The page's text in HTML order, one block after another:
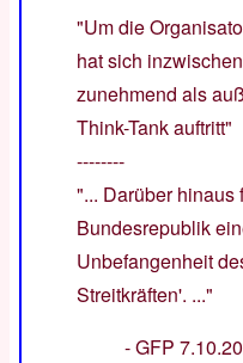
"Um die
hat sich
zunehmend als
Think-Tank auftritt"
--------
"... Darüber hinaus
Bundesrepublik
Unbefangenheit
Streitkräften'. ..."
-GFP